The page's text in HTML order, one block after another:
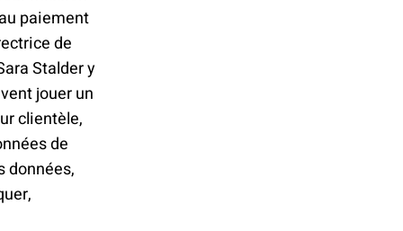
paiement
de
Stalder y
jouer un
clientèle,
de
données,